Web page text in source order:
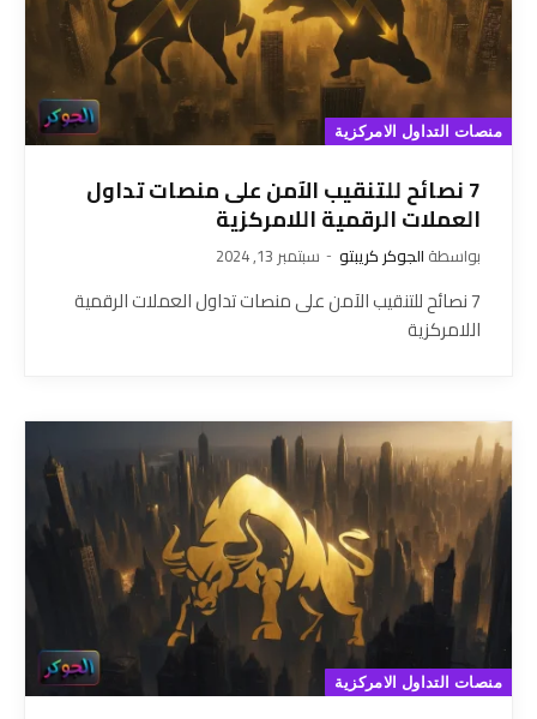
منصات التداول الامركزية
7 نصائح للتنقيب الآمن على منصات تداول
العملات الرقمية اللامركزية
بواسطة الجوكر كريبتو سبتمبر 13, 2024
7 نصائح للتنقيب الآمن على منصات تداول العملات الرقمية
اللامركزية
منصات التداول الامركزية